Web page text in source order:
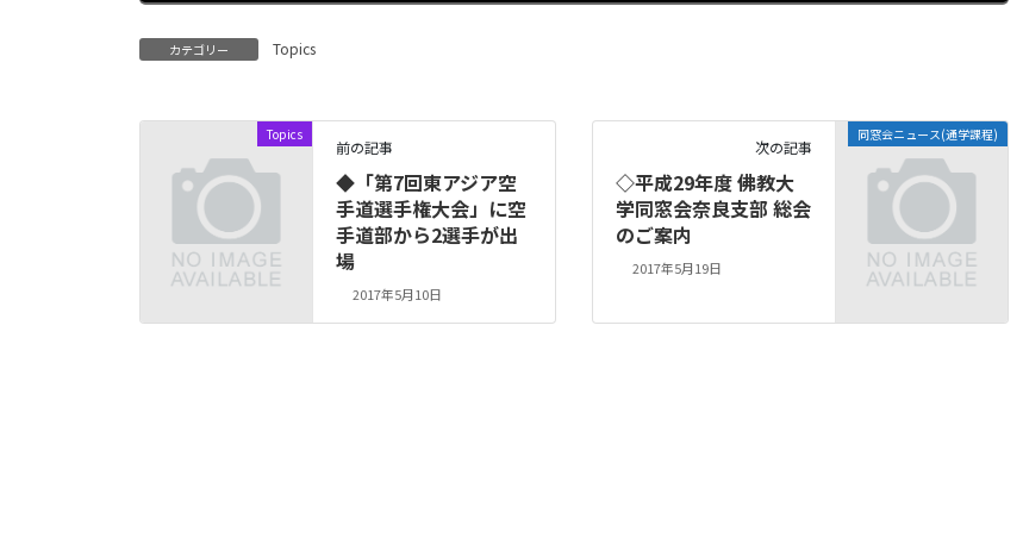
カテゴリー Topics
Topics
前の記事
◆「第7回東アジア空
手道選手権大会」に空
手道部から2選手が出
場
2017年5月10日
同窓会ニュース(通学課程)
次の記事
◇平成29年度 佛教大
学同窓会奈良支部 総会
のご案内
2017年5月19日